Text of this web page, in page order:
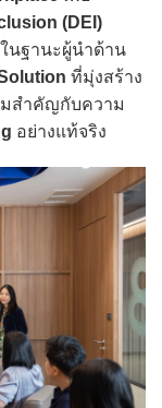
(DEI)
นฐานะผู้นำด้าน
ที่มุ่งสร้าง
สำคัญกับความ
อย่างแท้จริง